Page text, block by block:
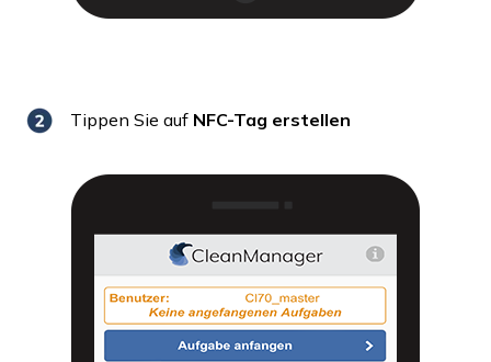
Tippen Sie auf NFC-Tag erstellen